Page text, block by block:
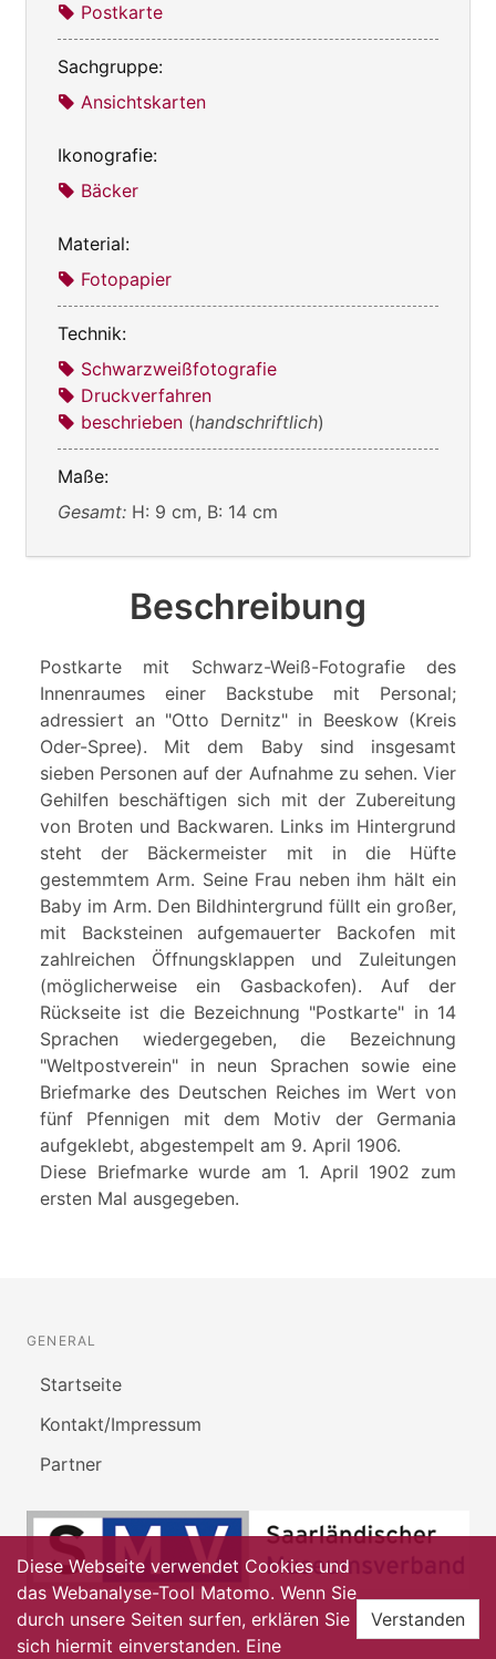
Postkarte
Sachgruppe:
Ansichtskarten
Ikonografie:
Bäcker
Material:
Fotopapier
Technik:
Schwarzweißfotografie
Druckverfahren
beschrieben (handschriftlich)
Maße:
Gesamt: H: 9 cm, B: 14 cm
Beschreibung
Postkarte mit Schwarz-Weiß-Fotografie des
Innenraumes einer Backstube mit Personal;
adressiert an "Otto Dernitz" in Beeskow (Kreis
Oder-Spree). Mit dem Baby sind insgesamt
sieben Personen auf der Aufnahme zu sehen. Vier
Gehilfen beschäftigen sich mit der Zubereitung
von Broten und Backwaren. Links im Hintergrund
steht der Bäckermeister mit in die Hüfte
gestemmtem Arm. Seine Frau neben ihm hält ein
Baby im Arm. Den Bildhintergrund füllt ein großer,
mit Backsteinen aufgemauerter Backofen mit
zahlreichen Öffnungsklappen und Zuleitungen
(möglicherweise ein Gasbackofen). Auf der
Rückseite ist die Bezeichnung "Postkarte" in 14
Sprachen wiedergegeben, die Bezeichnung
"Weltpostverein" in neun Sprachen sowie eine
Briefmarke des Deutschen Reiches im Wert von
fünf Pfennigen mit dem Motiv der Germania
aufgeklebt, abgestempelt am 9. April 1906.
Diese Briefmarke wurde am 1. April 1902 zum
ersten Mal ausgegeben.
GENERAL
Startseite
Kontakt/Impressum
Partner
Diese Webseite verwendet Cookies und
das Webanalyse-Tool Matomo. Wenn Sie
durch unsere Seiten surfen, erklären Sie
sich hiermit einverstanden. Eine
Verstanden